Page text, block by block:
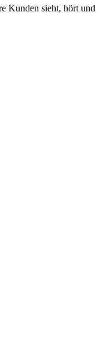
Kunden sieht, hört und